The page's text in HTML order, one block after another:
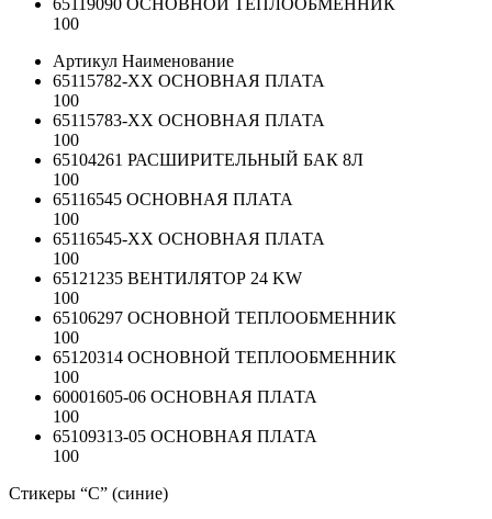
100
Артикул Наименование
65115782-ХХ ОСНОВНАЯ ПЛАТА
100
65115783-ХХ ОСНОВНАЯ ПЛАТА
100
65104261 РАСШИРИТЕЛЬНЫЙ БАК 8Л
100
65116545 ОСНОВНАЯ ПЛАТА
100
65116545-ХХ ОСНОВНАЯ ПЛАТА
100
65121235 ВЕНТИЛЯТОР 24 KW
100
65106297 ОСНОВНОЙ ТЕПЛООБМЕННИК
100
65120314 ОСНОВНОЙ ТЕПЛООБМЕННИК
100
60001605-06 ОСНОВНАЯ ПЛАТА
100
65109313-05 ОСНОВНАЯ ПЛАТА
100
Стикеры “C” (синие)